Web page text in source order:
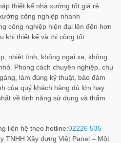
thiết kế nhà xưởng tốt giá rẻ
công nghiệp nhanh
công nghiệp hiện đại lên đến hơn
khi thiết kế và thi công tốt.
nhiệt tình, không ngại xa, không
Phong cách chuyên nghiệp, chu
làm đúng kỹ thuật, bảo đảm
của quý khách hàng dù lớn hay
về tính năng sử dụng và thẩm
liên hệ theo hotline:02226 535
TNHH Xây dựng Việt Panel – Một